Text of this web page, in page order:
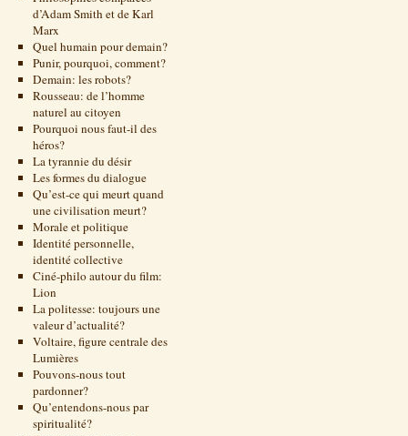
d’Adam Smith et de Karl
Marx
Quel humain pour demain?
Punir, pourquoi, comment?
Demain: les robots?
Rousseau: de l’homme
naturel au citoyen
Pourquoi nous faut-il des
héros?
La tyrannie du désir
Les formes du dialogue
Qu’est-ce qui meurt quand
une civilisation meurt?
Morale et politique
Identité personnelle,
identité collective
Ciné-philo autour du film:
Lion
La politesse: toujours une
valeur d’actualité?
Voltaire, figure centrale des
Lumières
Pouvons-nous tout
pardonner?
Qu’entendons-nous par
spiritualité?